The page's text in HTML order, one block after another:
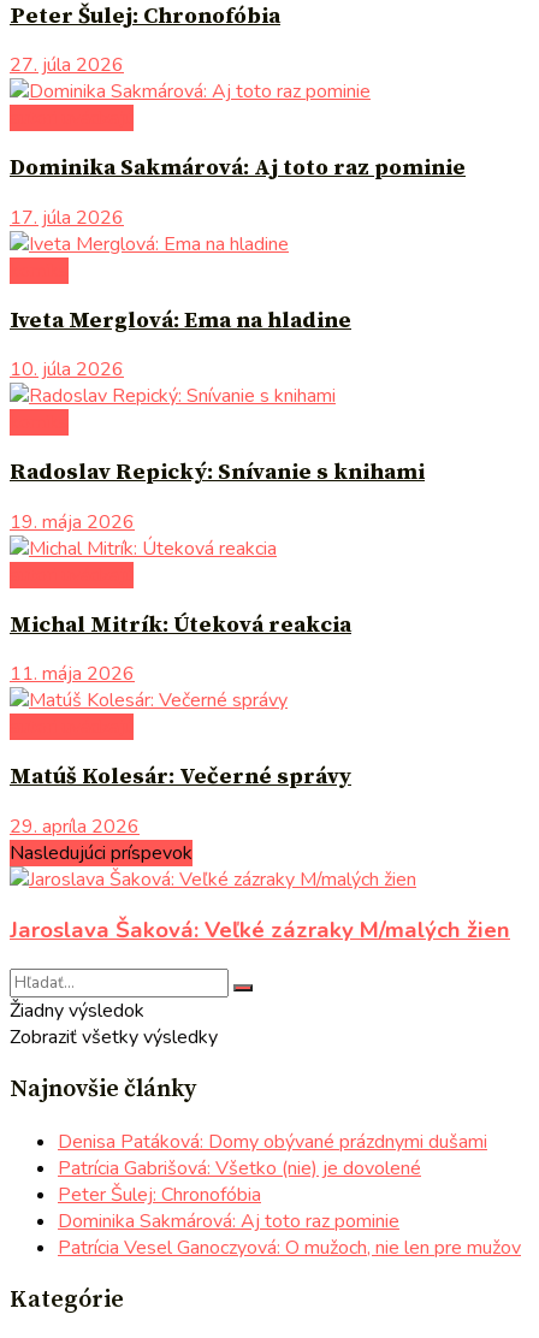
Peter Šulej: Chronofóbia
27. júla 2026
Dominika Sakmárová: Aj toto raz pominie
17. júla 2026
Iveta Merglová: Ema na hladine
10. júla 2026
Radoslav Repický: Snívanie s knihami
19. mája 2026
Michal Mitrík: Úteková reakcia
11. mája 2026
Matúš Kolesár: Večerné správy
29. apríla 2026
Nasledujúci príspevok
Jaroslava Šaková: Veľké zázraky M/malých žien
Žiadny výsledok
Zobraziť všetky výsledky
Najnovšie články
Denisa Patáková: Domy obývané prázdnymi dušami
Patrícia Gabrišová: Všetko (nie) je dovolené
Peter Šulej: Chronofóbia
Dominika Sakmárová: Aj toto raz pominie
Patrícia Vesel Ganoczyová: O mužoch, nie len pre mužov
Kategórie